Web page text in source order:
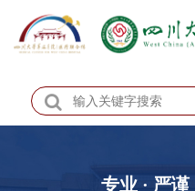
专业 · 严谨